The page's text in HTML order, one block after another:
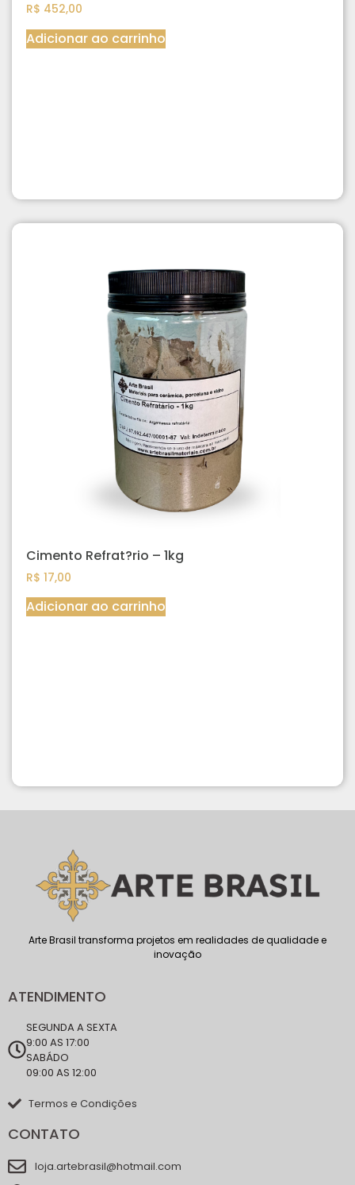
R$ 452,00
Adicionar ao carrinho
Cimento Refrat?rio – 1kg
R$ 17,00
Adicionar ao carrinho
Arte Brasil transforma projetos em realidades de qualidade e
inovação
ATENDIMENTO
SEGUNDA A SEXTA
9:00 AS 17:00
SABÁDO
09:00 AS 12:00
Termos e Condições
CONTATO
loja.artebrasil@hotmail.com